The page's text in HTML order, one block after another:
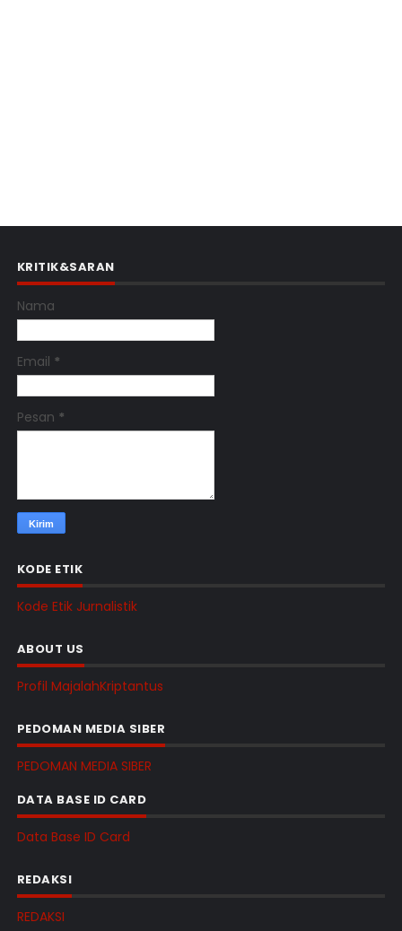
KRITIK&SARAN
Nama
Email *
Pesan *
KODE ETIK
Kode Etik Jurnalistik
ABOUT US
Profil MajalahKriptantus
PEDOMAN MEDIA SIBER
PEDOMAN MEDIA SIBER
DATA BASE ID CARD
Data Base ID Card
REDAKSI
REDAKSI